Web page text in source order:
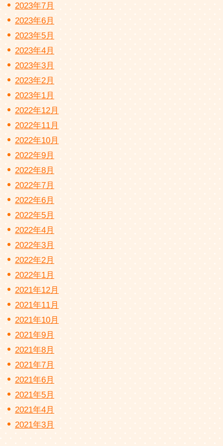
2023年7月
2023年6月
2023年5月
2023年4月
2023年3月
2023年2月
2023年1月
2022年12月
2022年11月
2022年10月
2022年9月
2022年8月
2022年7月
2022年6月
2022年5月
2022年4月
2022年3月
2022年2月
2022年1月
2021年12月
2021年11月
2021年10月
2021年9月
2021年8月
2021年7月
2021年6月
2021年5月
2021年4月
2021年3月